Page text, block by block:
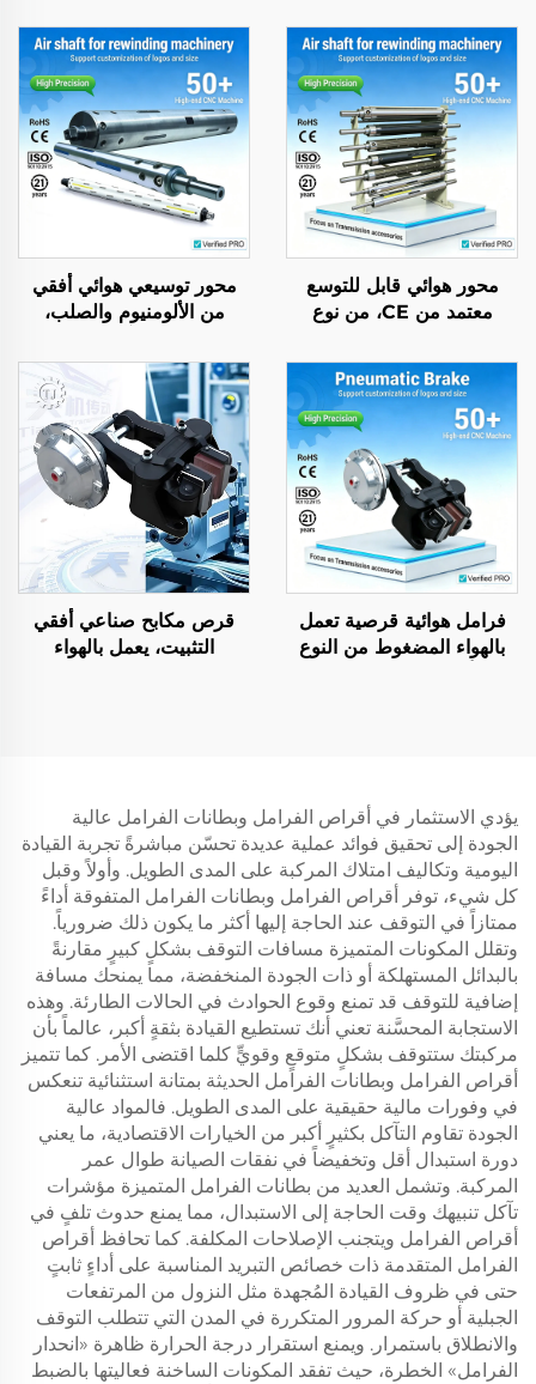
محور هوائي قابل للتوسع
معتمد من CE، من نوع
الألومنيوم، أسطوانة نسيجية
منخفضة الاحتكاك
محور توسيعي هوائي أفقي
من الألومنيوم والصلب،
فرامل هوائية قرصية تعمل
بالهواء المضغوط من النوع
قرص مكابح صناعي أفقي
التثبيت، يعمل بالهواء
يؤدي الاستثمار في أقراص الفرامل وبطانات الفرامل عالية
الجودة إلى تحقيق فوائد عملية عديدة تحسّن مباشرةً تجربة القيادة
اليومية وتكاليف امتلاك المركبة على المدى الطويل. وأولاً وقبل
كل شيء، توفر أقراص الفرامل وبطانات الفرامل المتفوقة أداءً
ممتازاً في التوقف عند الحاجة إليها أكثر ما يكون ذلك ضرورياً.
وتقلل المكونات المتميزة مسافات التوقف بشكلٍ كبيرٍ مقارنةً
بالبدائل المستهلكة أو ذات الجودة المنخفضة، مما يمنحك مسافة
إضافية للتوقف قد تمنع وقوع الحوادث في الحالات الطارئة. وهذه
الاستجابة المحسَّنة تعني أنك تستطيع القيادة بثقةٍ أكبر، عالماً بأن
مركبتك ستتوقف بشكلٍ متوقعٍ وقويٍّ كلما اقتضى الأمر. كما تتميز
أقراص الفرامل وبطانات الفرامل الحديثة بمتانة استثنائية تنعكس
في وفورات مالية حقيقية على المدى الطويل. فالمواد عالية
الجودة تقاوم التآكل بكثيرٍ أكبر من الخيارات الاقتصادية، ما يعني
دورة استبدال أقل وتخفيضاً في نفقات الصيانة طوال عمر
المركبة. وتشمل العديد من بطانات الفرامل المتميزة مؤشرات
تآكل تنبيهك وقت الحاجة إلى الاستبدال، مما يمنع حدوث تلفٍ في
أقراص الفرامل ويتجنب الإصلاحات المكلفة. كما تحافظ أقراص
الفرامل المتقدمة ذات خصائص التبريد المناسبة على أداءٍ ثابتٍ
حتى في ظروف القيادة المُجهدة مثل النزول من المرتفعات
الجبلية أو حركة المرور المتكررة في المدن التي تتطلب التوقف
والانطلاق باستمرار. ويمنع استقرار درجة الحرارة ظاهرة «انحدار
الفرامل» الخطرة، حيث تفقد المكونات الساخنة فعاليتها بالضبط